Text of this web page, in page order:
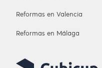
Reformas en Valencia
Reformas en Málaga